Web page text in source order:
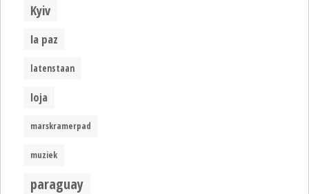
Kyiv
la paz
latenstaan
loja
marskramerpad
muziek
paraguay